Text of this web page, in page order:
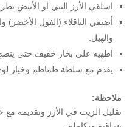
اسلقي الأرز البني أو الأبيض
أضيفي الباقلاء (الفول الأخضر)
والهيل.
اطهيه على بخار خفيف حتى
يقدم مع سلطة طماطم وخيار
ملاحظة:
تقليل الزيت في الأرز وتقديمه مع